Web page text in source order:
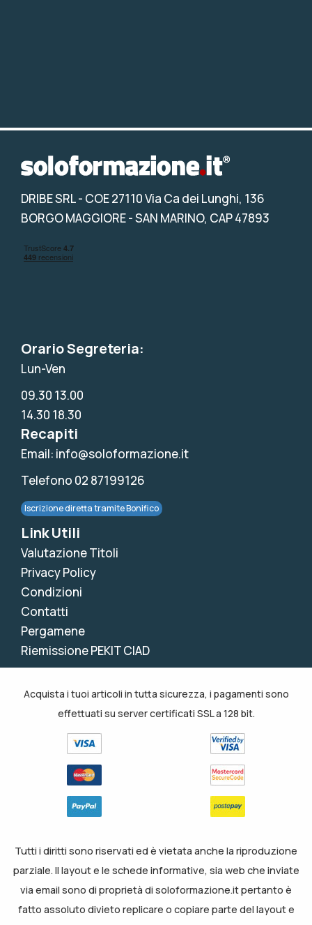
DRIBE SRL- COE 27110 Via Ca dei Lunghi, 136
BORGO MAGGIORE - SAN MARINO, CAP 47893
Orario Segreteria:
Lun-Ven
09.30 13.00
14.30 18.30
Recapiti
Email: info@soloformazione.it
Telefono 02 87199126
Iscrizione diretta tramite Bonifico
Link Utili
Valutazione Titoli
Privacy Policy
Condizioni
Contatti
Pergamene
Riemissione PEKIT CIAD
Acquista i tuoi articoli in tutta sicurezza, i pagamenti sono
effettuati su server certificati SSL a 128 bit.
Tutti i diritti sono riservati ed è vietata anche la riproduzione
parziale. Il layout e le schede informative, sia web che inviate
via email sono di proprietà di soloformazione.it pertanto è
fatto assoluto divieto replicare o copiare parte del layout e